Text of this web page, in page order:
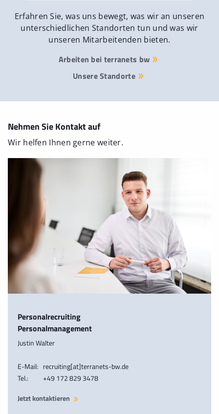
Externe Medien erlauben
Erfahren Sie, was uns bewegt, was wir an unseren
unterschiedlichen Standorten tun und was wir
unseren Mitarbeitenden bieten.
Arbeiten bei terranets bw
Unsere Standorte
Nehmen Sie Kontakt auf
Wir helfen Ihnen gerne weiter.
Personalrecruiting
Personalmanagement
Justin Walter
E-Mail: recruiting[at]terranets-bw.de
Tel.:
+49 172 829 3478
Jetzt kontaktieren